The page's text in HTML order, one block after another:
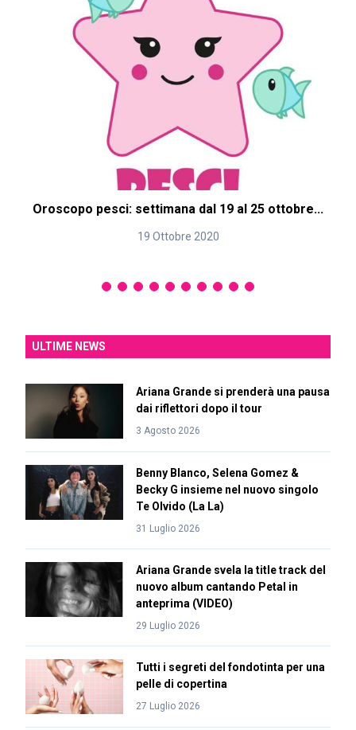
Oroscopo pesci: settimana dal 19 al 25 ottobre...
19 Ottobre 2020
ULTIME NEWS
Ariana Grande si prenderà una pausa
dai riflettori dopo il tour
3 Agosto 2026
Benny Blanco, Selena Gomez &
Becky G insieme nel nuovo singolo
Te Olvido (La La)
31 Luglio 2026
Ariana Grande svela la title track del
nuovo album cantando Petal in
anteprima (VIDEO)
29 Luglio 2026
Tutti i segreti del fondotinta per una
pelle di copertina
27 Luglio 2026